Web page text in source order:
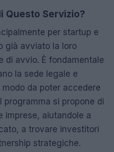
Questo Servizio?
per startup e
già avviato la loro
di avvio. È fondamentale
la sede legale e
da poter accedere
programma si propone di
imprese, aiutandole a
a trovare investitori
strategiche.